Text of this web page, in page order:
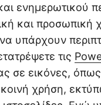
ενημερωτικού
και προσωπική
υπάρχουν
τις
σε εικόνες,
χρήση,